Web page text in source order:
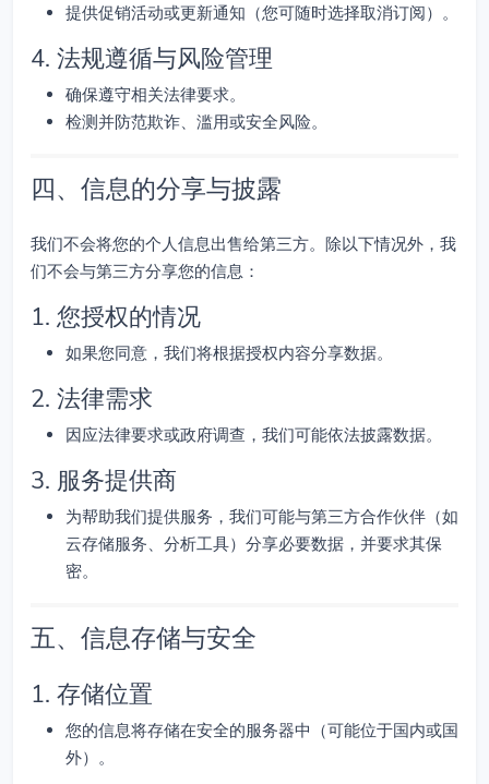
提供促销活动或更新通知（您可随时选择取消订阅）。
4. 法规遵循与风险管理
确保遵守相关法律要求。
检测并防范欺诈、滥用或安全风险。
四、信息的分享与披露
我们不会将您的个人信息出售给第三方。除以下情况外，我
们不会与第三方分享您的信息：
1. 您授权的情况
如果您同意，我们将根据授权内容分享数据。
2. 法律需求
因应法律要求或政府调查，我们可能依法披露数据。
3. 服务提供商
为帮助我们提供服务，我们可能与第三方合作伙伴（如
云存储服务、分析工具）分享必要数据，并要求其保
密。
五、信息存储与安全
1. 存储位置
您的信息将存储在安全的服务器中（可能位于国内或国
外）。